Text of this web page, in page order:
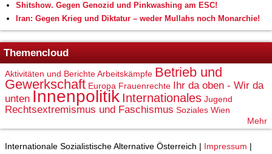
Shitshow. Gegen Genozid und Pinkwashing am ESC!
Iran: Gegen Krieg und Diktatur – weder Mullahs noch Monarchie!
Themencloud
Aktivitäten und BerichteArbeitskämpfe Betrieb und
Gewerkschaft Europa Frauenrechte
Ihr da oben - Wir da
unten Innenpolitik Internationales Jugend
Rechtsextremismus und Faschismus Soziales Wien
Mehr
Internationale Sozialistische Alternative Österreich | Impressum |